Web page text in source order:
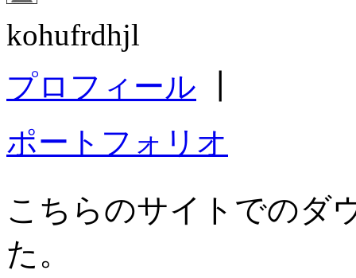
kohufrdhjl
プロフィール
ポートフォリオ
こちらのサイトでのダ
た。